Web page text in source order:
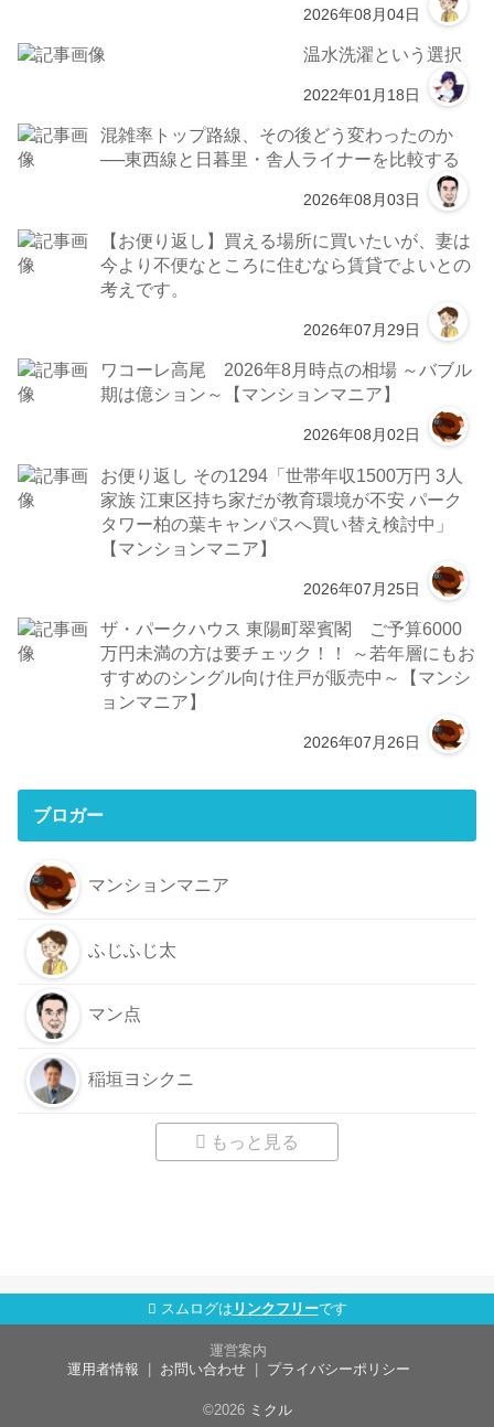
2026年08月04日
温水洗濯という選択
2022年01月18日
混雑率トップ路線、その後どう変わったのか
──東西線と日暮里・舎人ライナーを比較する
2026年08月03日
【お便り返し】買える場所に買いたいが、妻は
今より不便なところに住むなら賃貸でよいとの
考えです。
2026年07月29日
ワコーレ高尾 2026年8月時点の相場 ～バブル
期は億ション～【マンションマニア】
2026年08月02日
お便り返し その1294「世帯年収1500万円 3人
家族 江東区持ち家だが教育環境が不安 パーク
タワー柏の葉キャンパスへ買い替え検討中」
【マンションマニア】
2026年07月25日
ザ・パークハウス 東陽町翠賓閣 ご予算6000
万円未満の方は要チェック！！ ～若年層にもお
すすめのシングル向け住戸が販売中～【マンシ
ョンマニア】
2026年07月26日
ブロガー
マンションマニア
ふじふじ太
マン点
稲垣ヨシクニ
もっと見る
スムログは リンクフリーです
運営案内
運用者情報
お問い合わせ プライバシーポリシー
©2026 ミクル